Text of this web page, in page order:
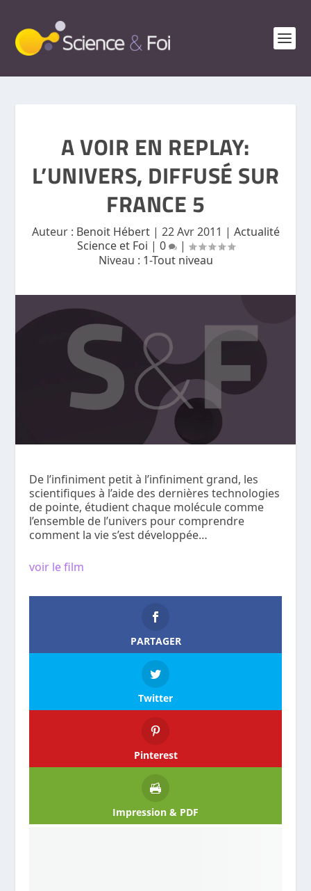
A VOIR EN REPLAY:
L’UNIVERS, DIFFUSÉ SUR
FRANCE 5
Auteur : Benoit Hébert| 22 Avr 2011 | Actualité
Science et Foi | 0
|
Niveau : 1-Tout niveau
De l’infiniment petit à l’infiniment grand, les
scientifiques à l’aide des dernières technologies
de pointe, étudient chaque molécule comme
l’ensemble de l’univers pour comprendre
comment la vie s’est développée…
voir le film
PARTAGER
Twitter
Pinterest
Impression & PDF